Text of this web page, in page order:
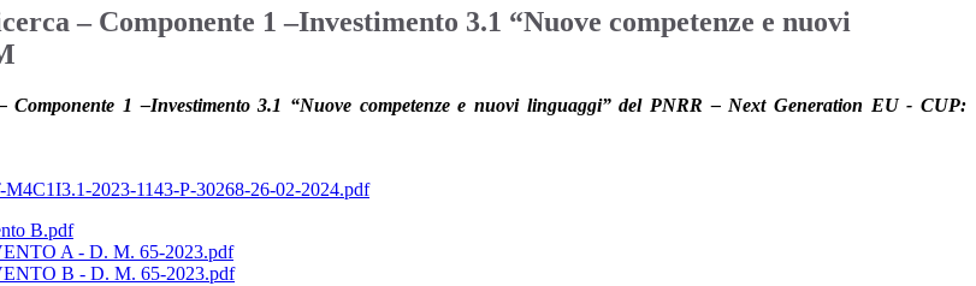
– Componente 1 –Investimento 3.1 “Nuove competenze e nuovi
1 –Investimento 3.1 “Nuove competenze e nuovi linguaggi” del PNRR – Next Generation EU - CUP:
2023-1143-P-30268-26-02-2024.pdf
B.pdf
A - D. M. 65-2023.pdf
B - D. M. 65-2023.pdf